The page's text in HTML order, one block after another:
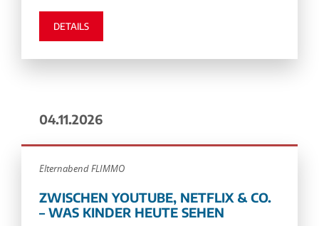
DETAILS
04.11.2026
Elternabend FLIMMO
ZWISCHEN YOUTUBE, NETFLIX & CO.
– WAS KINDER HEUTE SEHEN